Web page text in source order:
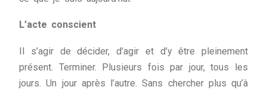
L’acte conscient
Il s’agir de décider, d’agir et d’y être pleinement
présent. Terminer. Plusieurs fois par jour, tous les
jours. Un jour après l’autre. Sans chercher plus qu’à